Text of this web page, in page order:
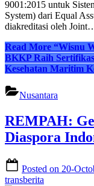
9001:2015 untuk
System) dari Equal
diakreditasi oleh
Read More “Wisnu
BKKP Raih
Kesehatan Maritim
Nusantara
REMPAH:
Diaspora
Posted on 20-
transberita